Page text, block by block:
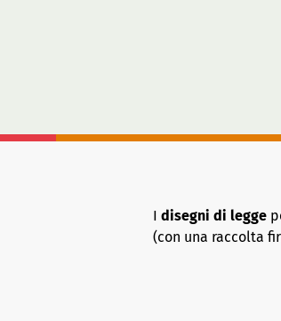
I disegni di legge
(con una raccolta